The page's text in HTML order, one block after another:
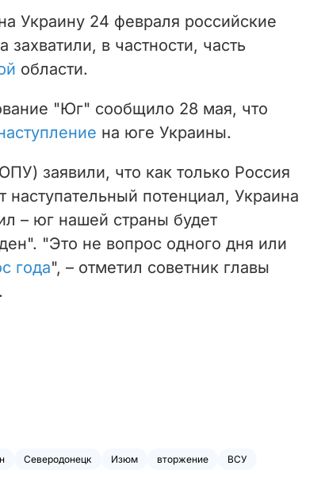
Украину 24 февраля российские
захватили, в частности, часть
области.
"Юг" сообщило 28 мая, что
на юге Украины.
заявили, что как только Россия
наступательный потенциал, Украина
– юг нашей страны будет
"Это не вопрос одного дня или
года", – отметил советник главы
Северодонецк Изюм вторжение
ВСУ